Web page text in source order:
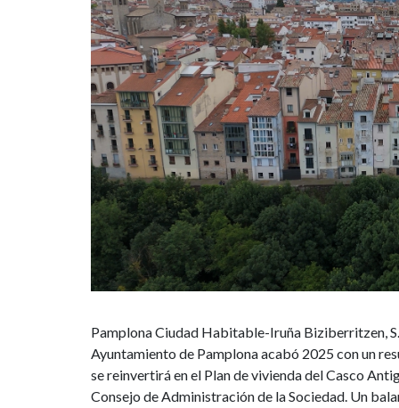
urbana
en
el
Casco
Antiguo
Pamplona Ciudad Habitable-Iruña Biziberritzen,
Ayuntamiento de Pamplona acabó 2025 con un
se reinvertirá en el Plan de vivienda del Casco
Consejo de Administración de la Sociedad. Un